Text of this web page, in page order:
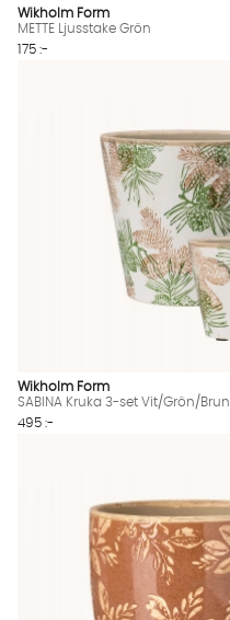
Wikholm Form
METTE Ljusstake Grön
175 :-
Wikholm Form
SABINA Kruka 3-set Vit/Grön/Brun
495 :-